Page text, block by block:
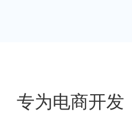
专为电商开发